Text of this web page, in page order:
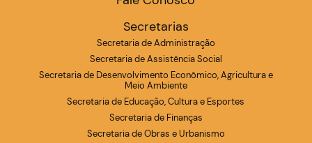
Secretarias
Secretaria de Administração
Secretaria de Assistência Social
Secretaria de Desenvolvimento Econômico, Agricultura e
Meio Ambiente
Secretaria de Educação, Cultura e Esportes
Secretaria de Finanças
Secretaria de Obras e Urbanismo